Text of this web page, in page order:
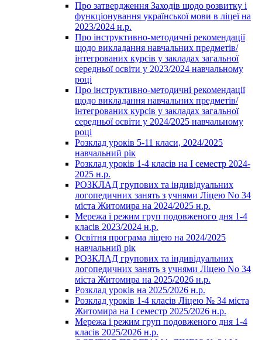
Про затвердження Заходів щодо розвитку і
функціонування української мови в ліцеї на
2023/2024 н.р.
Про інструктивно-методичні рекомендації
щодо викладання навчальних предметів/
інтегрованих курсів у закладах загальної
середньої освіти у 2023/2024 навчальному
році
Про інструктивно-методичні рекомендації
щодо викладання навчальних предметів/
інтегрованих курсів у закладах загальної
середньої освіти у 2024/2025 навчальному
році
Розклад уроків 5-11 класи, 2024/2025
навчальний рік
Розклад уроків 1-4 класів на І семестр 2024-
2025 н.р.
РОЗКЛАД групових та індивідуальних
логопедичних занять з учнями Ліцею No 34
міста Житомира на 2024/2025 н.р.
Мережа і режим груп подовженого дня 1-4
класів 2023/2024 н.р.
Освітня програма ліцею на 2024/2025
навчальний рік
РОЗКЛАД групових та індивідуальних
логопедичних занять з учнями Ліцею No 34
міста Житомира на 2025/2026 н.р.
Розклад уроків на 2025/2026 н.р.
Розклад уроків 1-4 класів Ліцею № 34 міста
Житомира на І семестр 2025/2026 н.р.
Мережа і режим груп подовженого дня 1-4
класів 2025/2026 н.р.